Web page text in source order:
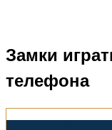
Замки
телефона